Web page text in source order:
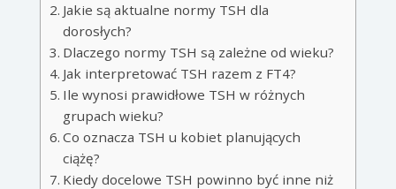
Jakie są aktualne normy TSH dla
dorosłych?
Dlaczego normy TSH są zależne od wieku?
Jak interpretować TSH razem z FT4?
Ile wynosi prawidłowe TSH w różnych
grupach wieku?
Co oznacza TSH u kobiet planujących
ciążę?
Kiedy docelowe TSH powinno być inne niż